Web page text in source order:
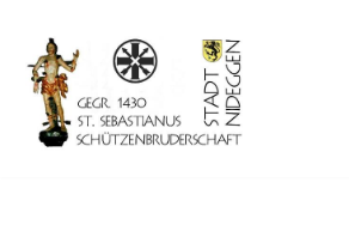
Zum
Inhalt
springen